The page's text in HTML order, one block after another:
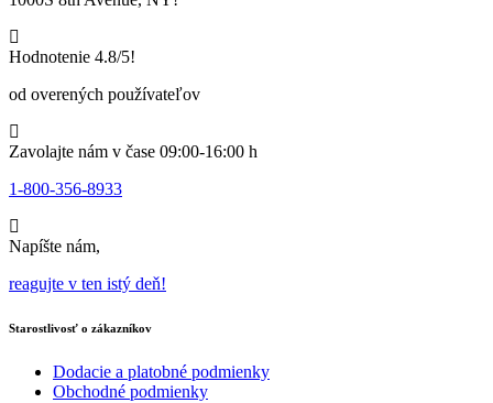
produktu
Hodnotenie 4.8/5!
od overených používateľov
Zavolajte nám v čase 09:00-16:00 h
1-800-356-8933
Napíšte nám,
reagujte v ten istý deň!
Starostlivosť o zákazníkov
Dodacie a platobné podmienky
Obchodné podmienky